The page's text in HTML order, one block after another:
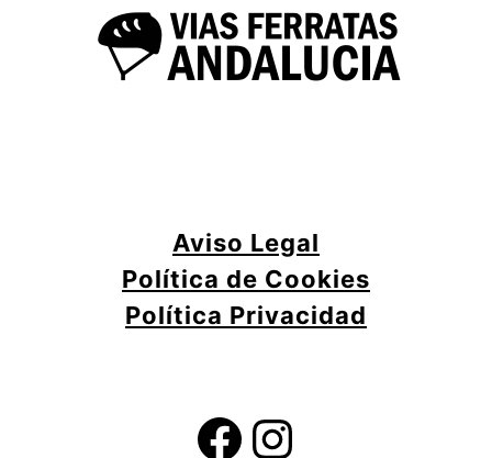
Aviso Legal
Política de Cookies
Política Privacidad